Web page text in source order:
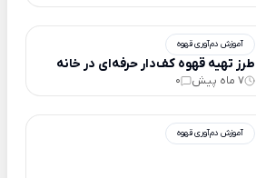
آموزش دم‌آوری قهوه
طرز تهیه قهوه کف‌دار حرفه‌ای در خانه
7 ماه پیش 0
آموزش دم‌آوری قهوه